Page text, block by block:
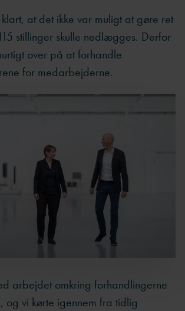
at det ikke var muligt at gøre ret
stillinger skulle nedlægges. Derfor
over på at forhandle
for medarbejderne.
arbejdet omkring forhandlingerne
og vi kørte igennem fra tidlig